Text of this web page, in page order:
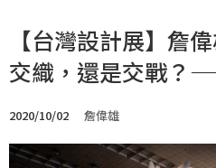
【台灣設計展】詹
交織，還是交戰？
2020/10/02 詹偉雄